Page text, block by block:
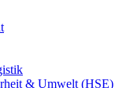
& Umwelt (HSE)